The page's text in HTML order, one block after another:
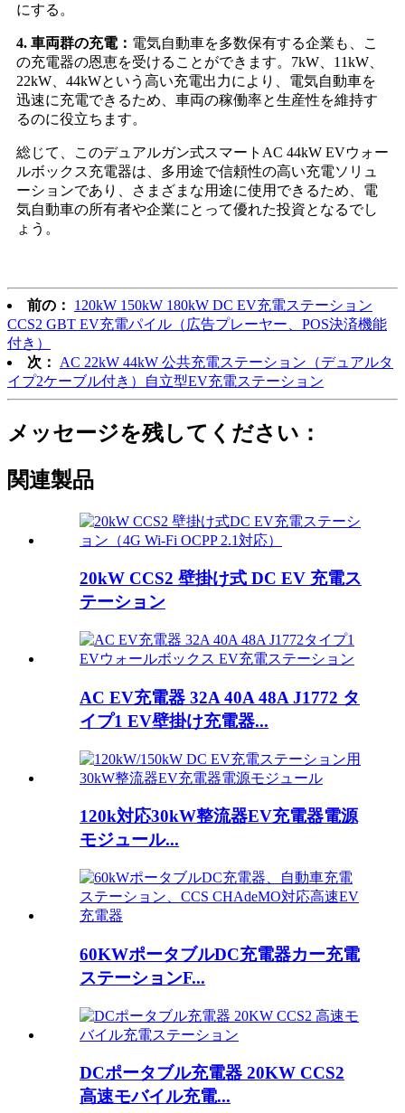
にする。
4. 車両群の充電： 電気自動車を多数保有する企業も、こ
の充電器の恩恵を受けることができます。7kW、11kW、
22kW、44kWという高い充電出力により、電気自動車を
迅速に充電できるため、車両の稼働率と生産性を維持す
るのに役立ちます。
総じて、このデュアルガン式スマートAC 44kW EVウォー
ルボックス充電器は、多用途で信頼性の高い充電ソリュ
ーションであり、さまざまな用途に使用できるため、電
気自動車の所有者や企業にとって優れた投資となるでし
ょう。
前の：
120kW 150kW 180kW DC EV充電ステーション
CCS2 GBT EV充電パイル（広告プレーヤー、POS決済機能
付き）
次：
AC 22kW 44kW 公共充電ステーション（デュアルタ
イプ2ケーブル付き）自立型EV充電ステーション
メッセージを残してください：
関連製品
20kW CCS2 壁掛け式 DC EV 充電ス
テーション
AC EV充電器 32A 40A 48A J1772 タ
イプ1 EV壁掛け充電器...
120k対応30kW整流器EV充電器電源
モジュール...
60KWポータブルDC充電器カー充電
ステーションF...
DCポータブル充電器 20KW CCS2
高速モバイル充電...